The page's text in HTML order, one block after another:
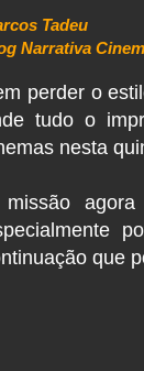
Tadeu
Narrativa
perder o
tudo o
nesta
que